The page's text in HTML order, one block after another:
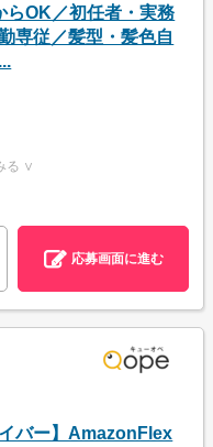
らOK／初任者・実務
専従／髪型・髪色自
る ∨
応募画面に進む
イバー】AmazonFlex